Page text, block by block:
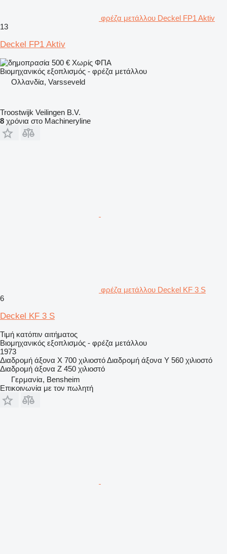
φρέζα μετάλλου Deckel FP1 Aktiv
13
Deckel FP1 Aktiv
500 € Χωρίς ΦΠΑ
Βιομηχανικός εξοπλισμός - φρέζα μετάλλου
Ολλανδία, Varsseveld
Troostwijk Veilingen B.V.
8 χρόνια στο Machineryline
φρέζα μετάλλου Deckel KF 3 S
6
Deckel KF 3 S
Τιμή κατόπιν αιτήματος
Βιομηχανικός εξοπλισμός - φρέζα μετάλλου
1973
Διαδρομή άξονα X 700 χιλιοστόΔιαδρομή άξονα Y 560 χιλιοστό
Διαδρομή άξονα Z 450 χιλιοστό
Γερμανία, Bensheim
Επικοινωνία με τον πωλητή